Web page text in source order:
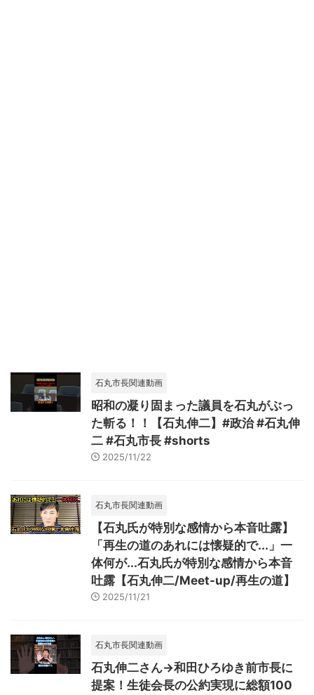
石丸市長関連動画
昭和の凝り固まった議員を石丸がぶっ
た斬る！！【石丸伸二】#政治 #石丸伸
二 #石丸市長 #shorts
2025/11/22
石丸市長関連動画
【石丸氏が特別な感情から本音吐露】
「再生の道のあれには懐疑的で...」一
体何が...石丸氏が特別な感情から本音
吐露【石丸伸二/Meet-up/再生の道】
2025/11/21
石丸市長関連動画
石丸伸二さん→和田ひろゆき前市長に
提案！生徒会長の公約実現に総額100